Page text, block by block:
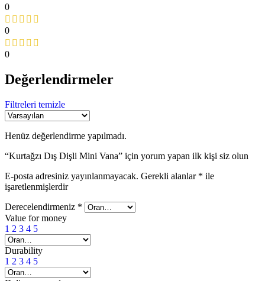
0
0
0
Değerlendirmeler
Filtreleri temizle
Henüz değerlendirme yapılmadı.
“Kurtağzı Dış Dişli Mini Vana” için yorum yapan ilk kişi siz olun
E-posta adresiniz yayınlanmayacak. Gerekli alanlar * ile
işaretlenmişlerdir
Derecelendirmeniz *
Value for money
1 2 3 4 5
Durability
1 2 3 4 5